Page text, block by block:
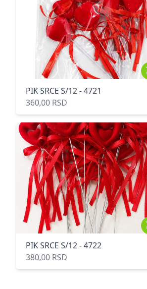
PIK SRCE S/12 - 4721
360,00 RSD
PIK SRCE S/12 - 4722
380,00 RSD